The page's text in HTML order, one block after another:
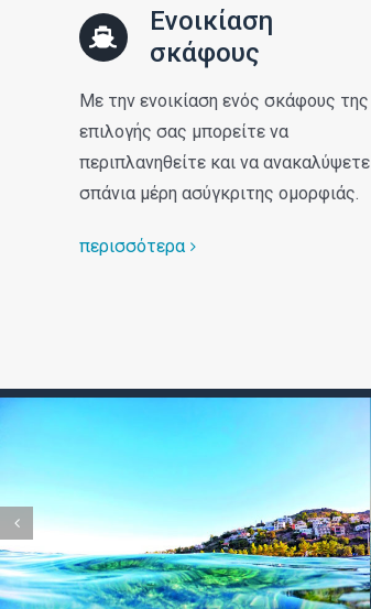
Ενοικίαση
σκάφους
Με την ενοικίαση ενός σκάφους της
επιλογής σας μπορείτε να
περιπλανηθείτε και να ανακαλύψετε
σπάνια μέρη ασύγκριτης ομορφιάς.
περισσότερα